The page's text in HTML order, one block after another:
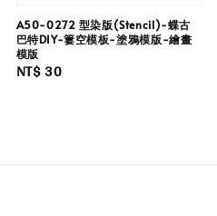
A50-0272 型染版(Stencil)-蝶古
巴特DIY-簍空模板-塗鴉模版-繪畫
模版
Regular
NT$ 30